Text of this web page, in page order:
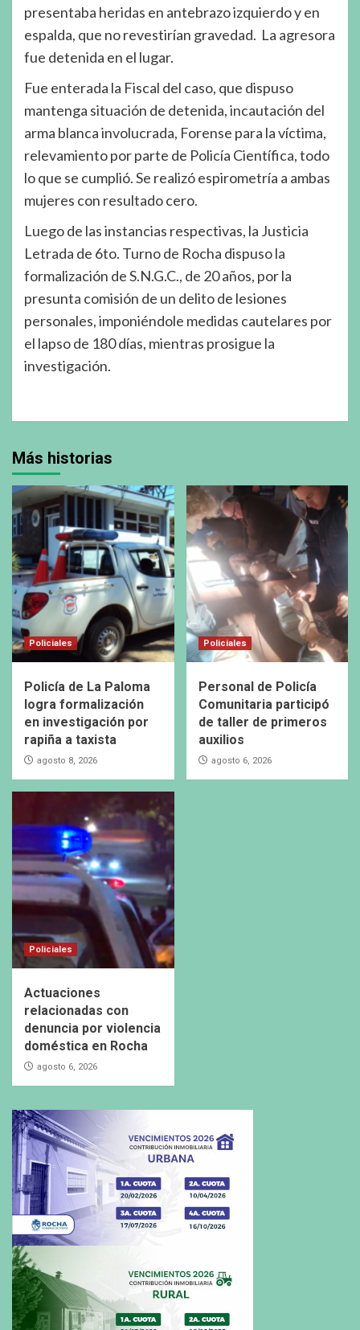
presentaba heridas en antebrazo izquierdo y en
espalda, que no revestirían gravedad. La agresora
fue detenida en el lugar.
Fue enterada la Fiscal del caso, que dispuso
mantenga situación de detenida, incautación del
arma blanca involucrada, Forense para la víctima,
relevamiento por parte de Policía Científica, todo
lo que se cumplió. Se realizó espirometría a ambas
mujeres con resultado cero.
Luego de las instancias respectivas, la Justicia
Letrada de 6to. Turno de Rocha dispuso la
formalización de S.N.G.C., de 20 años, por la
presunta comisión de un delito de lesiones
personales, imponiéndole medidas cautelares por
el lapso de 180 días, mientras prosigue la
investigación.
Más historias
Policiales
Policía de La Paloma
logra formalización
en investigación por
rapiña a taxista
agosto 8, 2026
Policiales
Personal de Policía
Comunitaria participó
de taller de primeros
auxilios
agosto 6, 2026
Policiales
Actuaciones
relacionadas con
denuncia por violencia
doméstica en Rocha
agosto 6, 2026